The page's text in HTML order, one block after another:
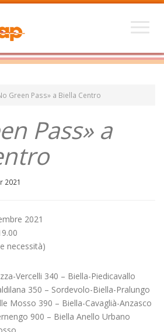
Green Pass» a Biella Centro
Pass» a
2021
2021
necessità)
Vercelli 340 – Biella-Piedicavallo
350 – Sordevolo-Biella-Pralungo
Mosso 390 – Biella-Cavaglià-Anzasco
900 – Biella Anello Urbano